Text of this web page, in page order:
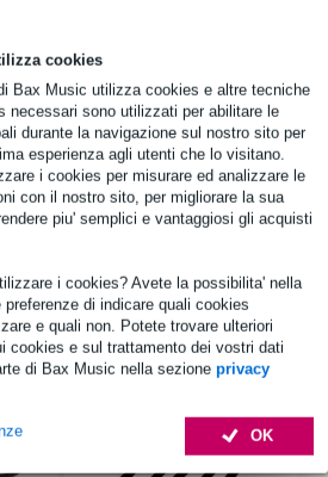
cookies
Bax Music utilizza cookies e altre tecniche
necessari sono utilizzati per abilitare le
durante la navigazione sul nostro sito per
esperienza agli utenti che lo visitano.
i cookies per misurare ed analizzare le
con il nostro sito, per migliorare la sua
piu' semplici e vantaggiosi gli acquisti
i cookies? Avete la possibilita' nella
di indicare quali cookies
e quali non. Potete trovare ulteriori
cookies e sul trattamento dei vostri dati
di Bax Music nella sezione privacy
OK
fullrange
(4")